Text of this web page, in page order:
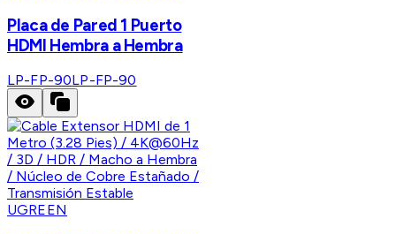
Placa de Pared 1 Puerto
HDMI Hembra a Hembra
LP-FP-90LP-FP-90
UGREEN